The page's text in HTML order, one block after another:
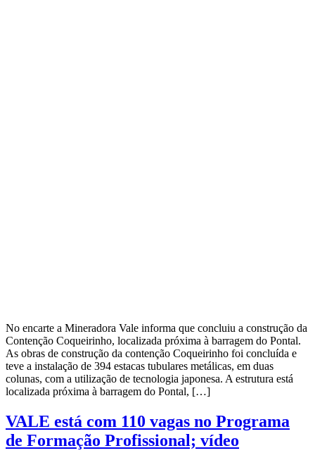
No encarte a Mineradora Vale informa que concluiu a construção da
Contenção Coqueirinho, localizada próxima à barragem do Pontal.
As obras de construção da contenção Coqueirinho foi concluída e
teve a instalação de 394 estacas tubulares metálicas, em duas
colunas, com a utilização de tecnologia japonesa. A estrutura está
localizada próxima à barragem do Pontal, […]
VALE está com 110 vagas no Programa
de Formação Profissional; vídeo